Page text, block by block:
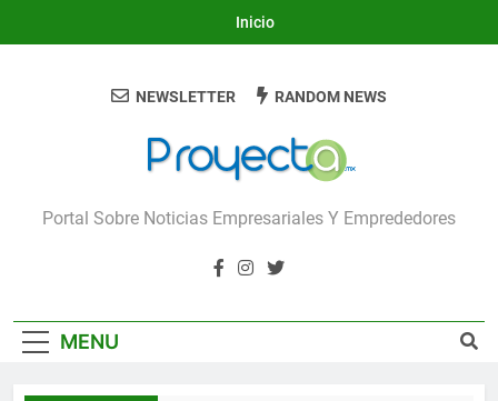
Inicio
Proyecta
Portal Sobre Noticias Empresariales Y Emprededores
NEWSLETTER RANDOM NEWS
MENU